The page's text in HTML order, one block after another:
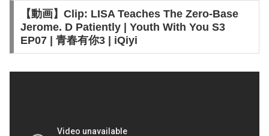
【動画】Clip: LISA Teaches The Zero-Base
Jerome. D Patiently | Youth With You S3
EP07 | 青春有你3 | iQiyi